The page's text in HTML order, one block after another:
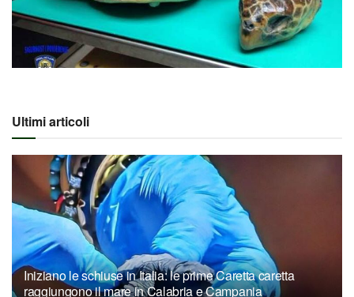
Ultimi articoli
Iniziano le schiuse in Italia: le prime Caretta caretta
raggiungono il mare in Calabria e Campania